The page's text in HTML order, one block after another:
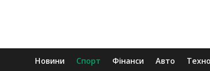
Новини Спорт Фінанси Авто Техно